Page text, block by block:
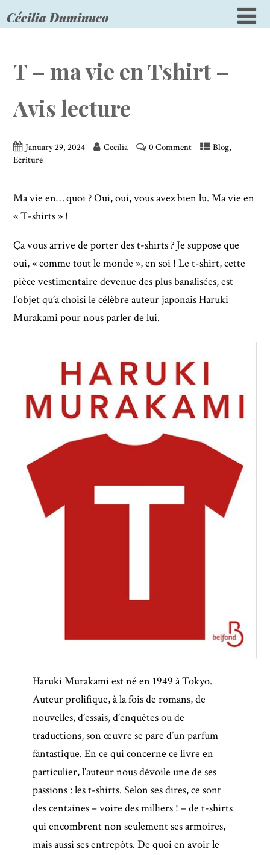
Cécilia Duminuco
T – ma vie en Tshirt –
Avis lecture
January 29, 2024 Cecilia 0 Comment Blog,
Ecriture
Ma vie en… quoi ? Oui, oui, vous avez bien lu. Ma vie en
« T-shirts » !
Ça vous arrive de porter des t-shirts ? Je suppose que
oui, « comme tout le monde », en soi ! Le t-shirt, cette
pièce vestimentaire devenue des plus banalisées, est
l’objet qu’a choisi le célèbre auteur japonais Haruki
Murakami pour nous parler de lui.
Haruki Murakami est né en 1949 à Tokyo.
Auteur prolifique, à la fois de romans, de
nouvelles, d’essais, d’enquêtes ou de
traductions, son œuvre se pare d’un parfum
fantastique. En ce qui concerne ce livre en
particulier, l’auteur nous dévoile une de ses
passions : les t-shirts. Selon ses dires, ce sont
des centaines – voire des milliers ! – de t-shirts
qui encombrent non seulement ses armoires,
mais aussi ses entrepôts. De quoi en avoir le